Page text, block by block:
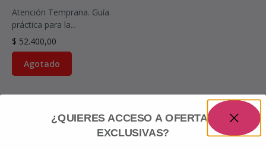
Atención Temprana. Guía
práctica para la...
$ 52.400,00
Agotado
¿QUIERES ACCESO A OFERTAS
EXCLUSIVAS?